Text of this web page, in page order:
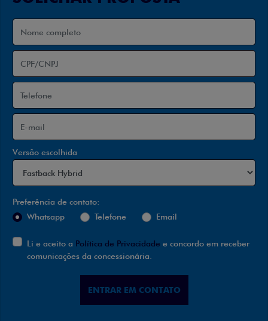
Versão escolhida
Preferência de contato:
Whatsapp
Telefone Email
Li e aceito a Política de Privacidade e concordo em receber
comunicações da concessionária.
ENTRAR EM CONTATO